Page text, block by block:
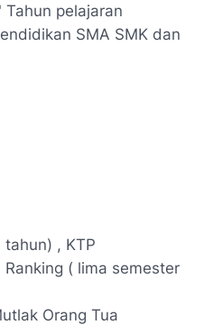
Tahun pelajaran
SMA SMK dan
tahun) , KTP
Ranking ( lima semester
Orang Tua